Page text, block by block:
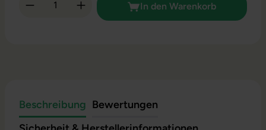
In den Warenkorb
Beschreibung Bewertungen